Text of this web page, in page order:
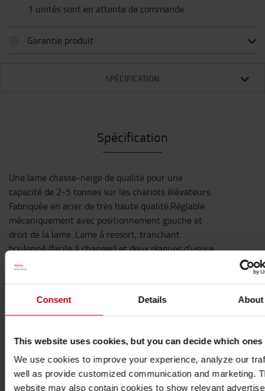
Consent Details About
This website uses cookies, but you can decide which ones
We use cookies to improve your experience, analyze our
well as provide customized communication and marketing.
website may also contain cookies to show relevant
1 unités sont en attente de commande
Garantie produit
SPÉCIFICATION
Spécification
Une lame chasse-neige de qualité pour une
capacité de 2-5 tonnes sur les chariots élévateurs.
Fabriquée en acier de très haute qualité.Réglable
mécaniquement avec positionnement gauche et
droit de la lame. Lame à ressort, tranchant
boulonné (facile à changer) et deux plaques d’usure
pour la durabilité. Montée sur les fourches du
fourreaux de fourches sont adaptés aux dimensions
maximales de la section de fourche 150x60mm.
Caractéristiques techniques
Fourreaux de fourche : section maximale des fourches :
150x60mm